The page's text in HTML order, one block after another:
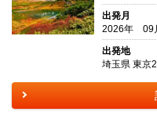
出発月
2026年 09
出発地
埼玉県 東京